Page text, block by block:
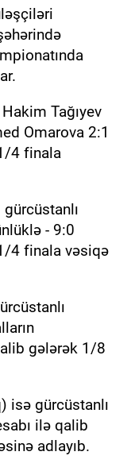
Tağıyev
Omarova 2:1
4 finala
- 9:0
4 finala vəsiqə
gələrək 1/8
isə gürcüstanlı
ilə qalib
adlayıb.